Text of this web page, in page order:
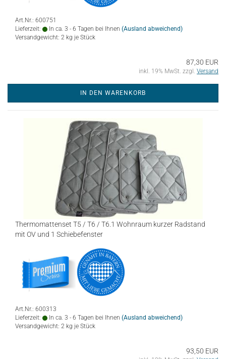
Art.Nr.: 600751
Lieferzeit:
In ca. 3 - 6 Tagen bei Ihnen (Ausland abweichend)
Versandgewicht: 2 kg je Stück
87,30 EUR
inkl. 19% MwSt. zzgl. Versand
IN DEN WARENKORB
Thermomattenset T5 / T6 / T6.1 Wohnraum kurzer Radstand
mit OV und 1 Schiebefenster
Art.Nr.: 600313
Lieferzeit:
In ca. 3 - 6 Tagen bei Ihnen (Ausland abweichend)
Versandgewicht: 2 kg je Stück
93,50 EUR